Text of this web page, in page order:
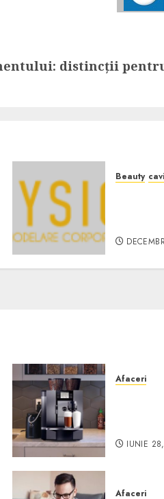
distincții
Beauty
Afaceri
IUNIE
Afaceri